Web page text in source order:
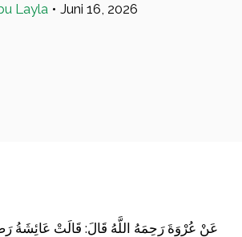
Layla • Juni 16, 2026
عَنْ عُرْوَةَ رَحِمَهُ اللَّهُ قَالَ: قَالَتْ عَائِشَةُ